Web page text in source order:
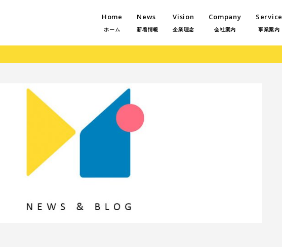
Home
ホーム
News
新着情報
Vision
企業理念
Company
会社案内
Service
事業案内